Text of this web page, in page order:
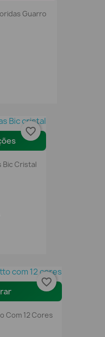
Guarro
Cristal
favorite_border
Com 12 Cores
favorite_border